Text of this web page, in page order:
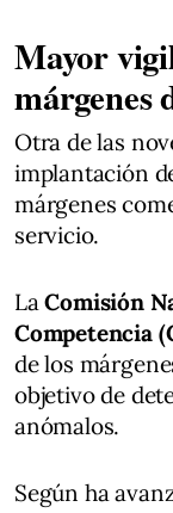
Mayor
márgenes
Otra de las
implantación
márgenes
servicio.
LaComisión
Competencia
de los
objetivo de
anómalos.
Según ha